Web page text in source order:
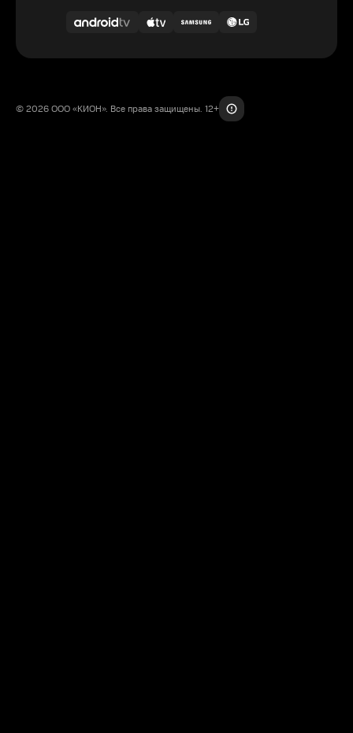
© 2026 ООО «КИОН». Все права защищены. 12+